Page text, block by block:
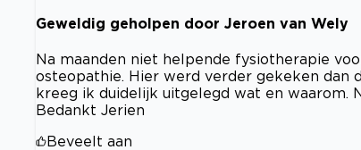
Geweldig geholpen door Jeroen van Wely
Na maanden niet helpende fysiotherapie
osteopathie. Hier werd verder gekeken dan
kreeg ik duidelijk uitgelegd wat en waarom.
Bedankt Jerien
Beveelt aan